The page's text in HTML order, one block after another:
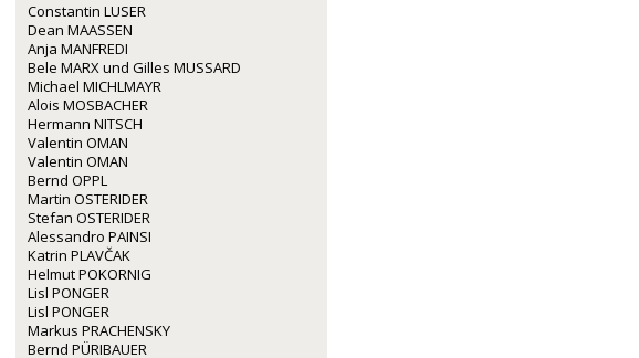
Constantin LUSER
Dean MAASSEN
Anja MANFREDI
Bele MARX und Gilles MUSSARD
Michael MICHLMAYR
Alois MOSBACHER
Hermann NITSCH
Valentin OMAN
Valentin OMAN
Bernd OPPL
Martin OSTERIDER
Stefan OSTERIDER
Alessandro PAINSI
Katrin PLAVČAK
Helmut POKORNIG
Lisl PONGER
Lisl PONGER
Markus PRACHENSKY
Bernd PÜRIBAUER